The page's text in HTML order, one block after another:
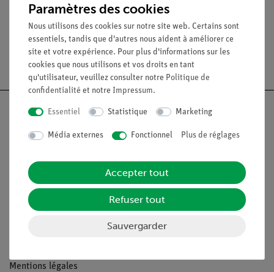
Livraison gratuite à partir de 300,- €.
Légal
Mentions légales
Paramètres des cookies
Nous utilisons des cookies sur notre site web. Certains sont
essentiels, tandis que d'autres nous aident à améliorer ce
site et votre expérience. Pour plus d'informations sur les
cookies que nous utilisons et vos droits en tant
qu'utilisateur, veuillez consulter notre Politique de
confidentialité et notre Impressum.
Essentiel Statistique Marketing
Média externes Fonctionnel Plus de réglages
Accepter tout
Refuser tout
Sauvergarder